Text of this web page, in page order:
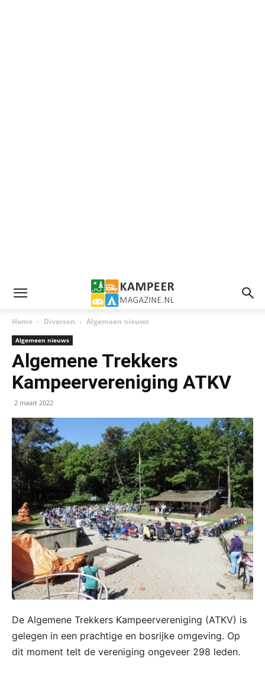
Home Diversen Algemeen nieuws
Algemeen nieuws
Algemene Trekkers
Kampeervereniging ATKV
2 maart 2022
De Algemene Trekkers Kampeervereniging (ATKV) is
gelegen in een prachtige en bosrijke omgeving. Op
dit moment telt de vereniging ongeveer 298 leden.